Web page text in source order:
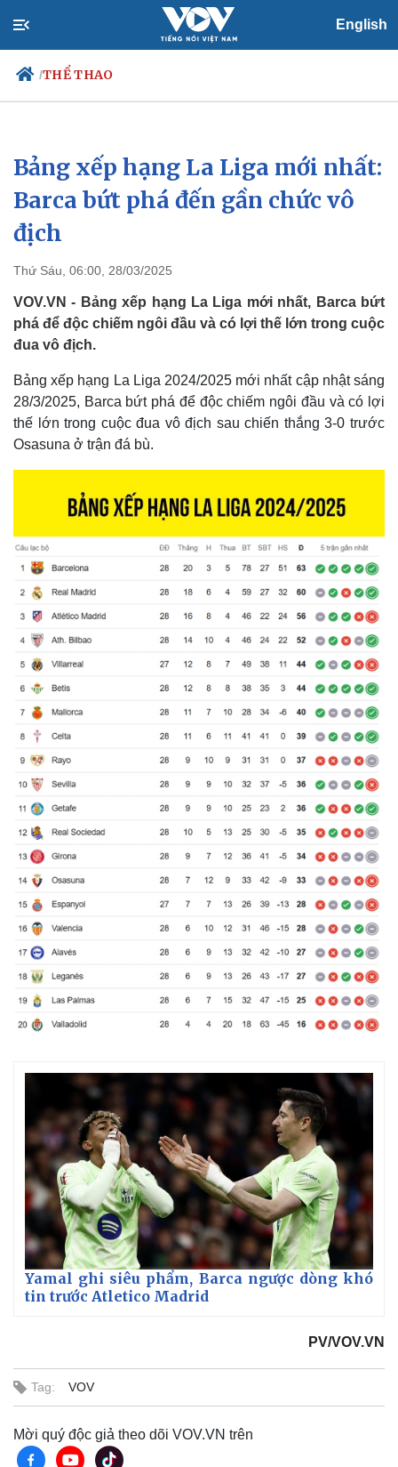
English
/THỂ THAO
Chính trị
Đảng
Tổ chức nhân sự
Quốc hội
Nhận diện sự thật
Xã hội
Tin 24h
Dự báo thời tiết
Cuộc sống đó đây
Bảng xếp hạng La Liga mới nhất:
Barca bứt phá đến gần chức vô
địch
Thứ Sáu, 06:00, 28/03/2025
VOV.VN - Bảng xếp hạng La Liga mới nhất, Barca bứt
phá để độc chiếm ngôi đầu và có lợi thế lớn trong cuộc
đua vô địch.
Bảng xếp hạng La Liga 2024/2025 mới nhất cập nhật sáng
28/3/2025, Barca bứt phá để độc chiếm ngôi đầu và có lợi
thế lớn trong cuộc đua vô địch sau chiến thắng 3-0 trước
Osasuna ở trận đá bù.
Yamal ghi siêu phẩm, Barca ngược dòng khó
tin trước Atletico Madrid
PV/VOV.VN
Tag: VOV
Mời quý độc giả theo dõi VOV.VN trên